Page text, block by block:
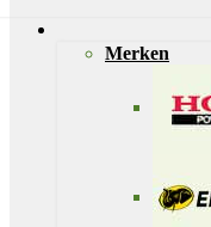
Merken